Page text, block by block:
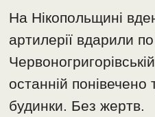
На Нікопольщині
артилерії вдарили по
останній понівечено
будинки. Без жертв.